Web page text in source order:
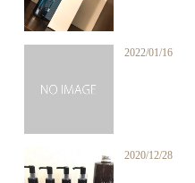
2022/01/16
2020/12/28